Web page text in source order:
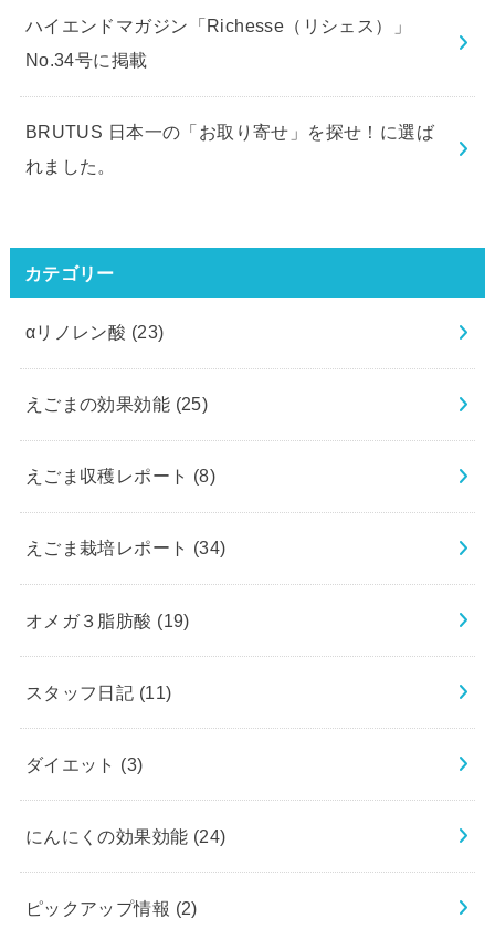
ハイエンドマガジン「Richesse（リシェス）」
No.34号に掲載
BRUTUS 日本一の「お取り寄せ」を探せ！に選ば
れました。
カテゴリー
αリノレン酸 (23)
えごまの効果効能 (25)
えごま収穫レポート (8)
えごま栽培レポート (34)
オメガ３脂肪酸 (19)
スタッフ日記 (11)
ダイエット (3)
にんにくの効果効能 (24)
ピックアップ情報 (2)